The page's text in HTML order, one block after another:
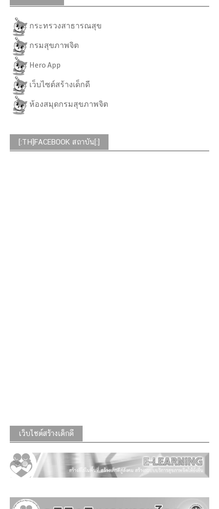
กระทรวงสาธารณสุข
กรมสุขภาพจิต
Hero App
เว็บไซต์สร้างเด็กดี
ห้องสมุดกรมสุขภาพจิต
[:TH]FACEBOOK สถาบัน[:]
เว็บไซต์สร้างเด็กดี